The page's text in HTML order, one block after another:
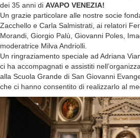
dei 35 anni di AVAPO VENEZIA!
Un grazie particolare alle nostre socie
Zacchello e Carla Salmistrati, ai relatori
Morandi, Giorgio Palù, Giovanni Poles,
moderatrice Milva Andriolli.
Un ringraziamento speciale ad Adriana
ci ha accompagnati e assistiti
alla Scuola Grande di San Giovanni
che ci hanno consentito di realizzarlo al